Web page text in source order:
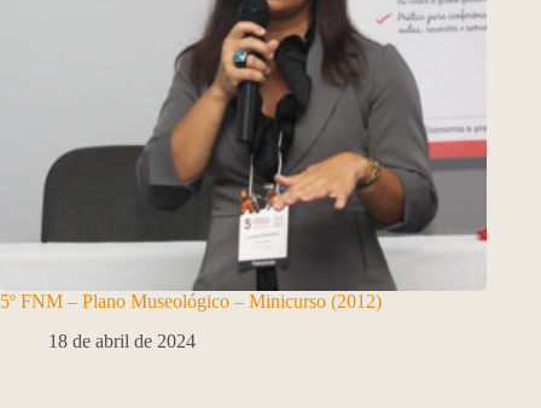
5º FNM – Plano Museológico – Minicurso (2012)
18 de abril de 2024